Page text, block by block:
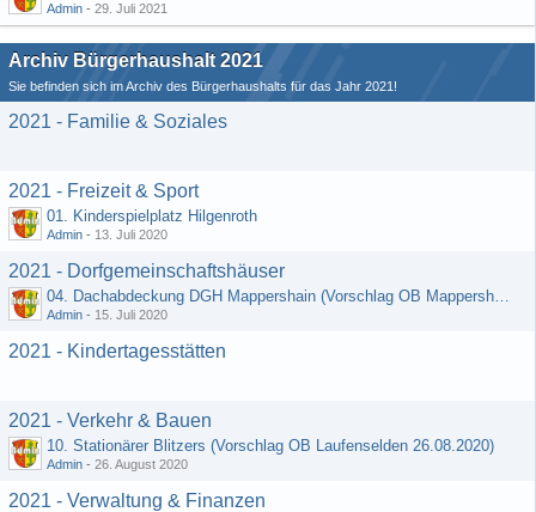
Admin - 29. Juli 2021
Archiv Bürgerhaushalt 2021
Sie befinden sich im Archiv des Bürgerhaushalts für das Jahr 2021!
2021 - Familie & Soziales
2021 - Freizeit & Sport
01. Kinderspielplatz Hilgenroth
Admin - 13. Juli 2020
2021 - Dorfgemeinschaftshäuser
04. Dachabdeckung DGH Mappershain (Vorschlag OB Mappershain vom 01.07.2020)
Admin - 15. Juli 2020
2021 - Kindertagesstätten
2021 - Verkehr & Bauen
10. Stationärer Blitzers (Vorschlag OB Laufenselden 26.08.2020)
Admin - 26. August 2020
2021 - Verwaltung & Finanzen